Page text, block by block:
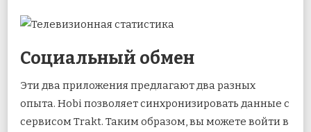
Социальный обмен
Эти два приложения предлагают два разных
опыта. Hobi позволяет синхронизировать данные с
сервисом Trakt. Таким образом, вы можете войти в